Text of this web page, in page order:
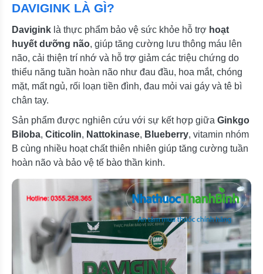
DAVIGINK LÀ GÌ?
Davigink là thực phẩm bảo vệ sức khỏe hỗ trợ hoạt
huyết dưỡng não, giúp tăng cường lưu thông máu lên
não, cải thiện trí nhớ và hỗ trợ giảm các triệu chứng do
thiểu năng tuần hoàn não như đau đầu, hoa mắt, chóng
mặt, mất ngủ, rối loạn tiền đình, đau mỏi vai gáy và tê bì
chân tay.
Sản phẩm được nghiên cứu với sự kết hợp giữa Ginkgo
Biloba, Citicolin, Nattokinase, Blueberry, vitamin nhóm
B cùng nhiều hoạt chất thiên nhiên giúp tăng cường tuần
hoàn não và bảo vệ tế bào thần kinh.